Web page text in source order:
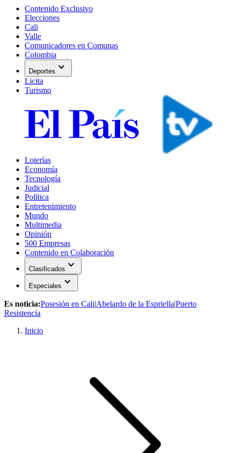
Contenido Exclusivo
Elecciones
Cali
Valle
Comunicadores en Comunas
Colombia
Deportes expand_more
Licita
Turismo
Loterías
Economía
Tecnología
Judicial
Política
Entretenimiento
Mundo
Multimedia
Opinión
500 Empresas
Contenido en Colaboración
Clasificados expand_more
Especiales expand_more
Es noticia:Posesión en Cali|Abelardo de la Espriella|Puerto
Resistencia
Inicio